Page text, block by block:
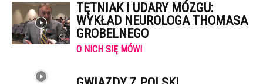
TĘTNIAK I UDARY MÓZGU:
WYKŁAD NEUROLOGA THOMASA
GROBELNEGO
O NICH SIĘ MÓWI